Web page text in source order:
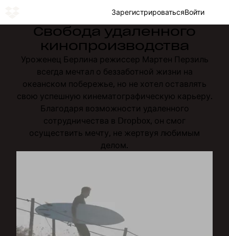
ЗарегистрироватьсяВойти
Свобода удаленного
кинопроизводства
Уроженец Берлина режиссер Мартен Перзиль
всегда мечтал о беззаботной жизни на
океанском побережье, но не хотел оставлять
свою успешную кинематографическую карьеру.
Благодаря возможности удаленного
сотрудничества в Dropbox, он смог
осуществить мечту, не жертвуя любимым
делом.